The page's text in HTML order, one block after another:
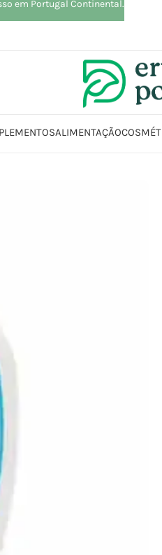
ALIMENTAÇÃO
em Portugal Continental.